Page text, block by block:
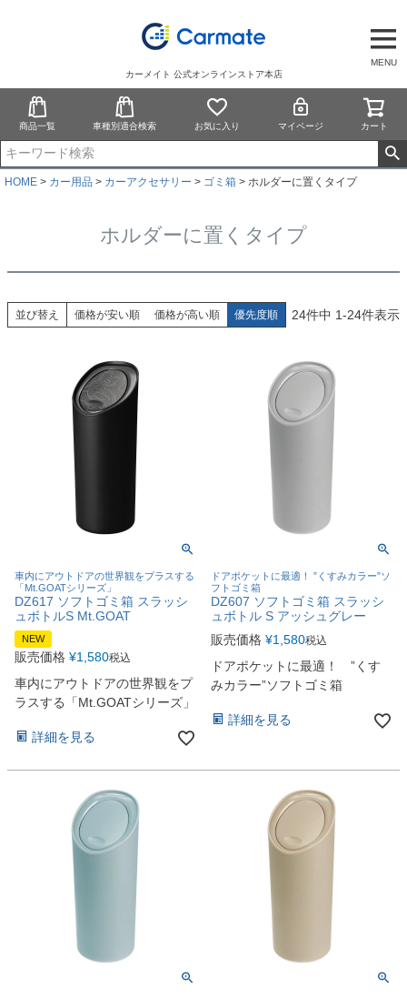
MENU
カーメイト 公式オンラインストア本店
商品一覧 車種別適合検索 お気に入り マイページ カート
HOME カー用品 カーアクセサリー ゴミ箱 ホルダーに置くタイプ
ホルダーに置くタイプ
並び替え 価格が安い順 価格が高い順 優先度順 24件中 1-24件表示
車内にアウトドアの世界観をプラスする
「Mt.GOATシリーズ」
DZ617 ソフトゴミ箱 スラッシ
ュボトルS Mt.GOAT
NEW
販売価格 ¥1,580税込
車内にアウトドアの世界観をプ
ラスする「Mt.GOATシリーズ」
詳細を見る
ドアポケットに最適！ ”くすみカラー”ソ
フトゴミ箱
DZ607 ソフトゴミ箱 スラッシ
ュボトル S アッシュグレー
販売価格 ¥1,580税込
ドアポケットに最適！ ”くす
みカラー”ソフトゴミ箱
詳細を見る